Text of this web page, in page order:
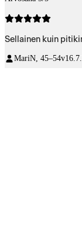
Sellainen kuin
MariN, 45–54v